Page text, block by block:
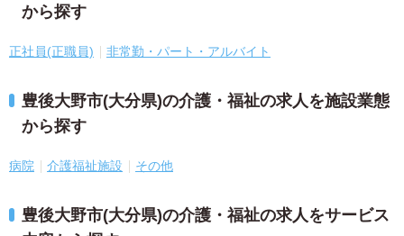
から探す
正社員(正職員) 非常勤・パート・アルバイト
豊後大野市(大分県)の介護・福祉の求人を施設業態
から探す
病院 介護福祉施設 その他
豊後大野市(大分県)の介護・福祉の求人をサービス